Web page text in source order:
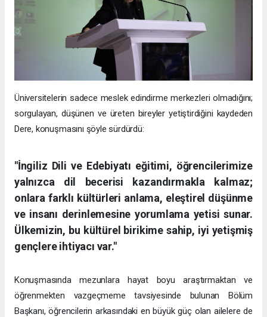
Üniversitelerin sadece meslek edindirme merkezleri olmadığını;
sorgulayan, düşünen ve üreten bireyler yetiştirdiğini kaydeden
Dere, konuşmasını şöyle sürdürdü:
"İngiliz Dili ve Edebiyatı eğitimi, öğrencilerimize
yalnızca dil becerisi kazandırmakla kalmaz;
onlara farklı kültürleri anlama, eleştirel düşünme
ve insanı derinlemesine yorumlama yetisi sunar.
Ülkemizin, bu kültürel birikime sahip, iyi yetişmiş
gençlere ihtiyacı var."
Konuşmasında mezunlara hayat boyu araştırmaktan ve
öğrenmekten vazgeçmeme tavsiyesinde bulunan Bölüm
Başkanı, öğrencilerin arkasındaki en büyük güç olan ailelere de